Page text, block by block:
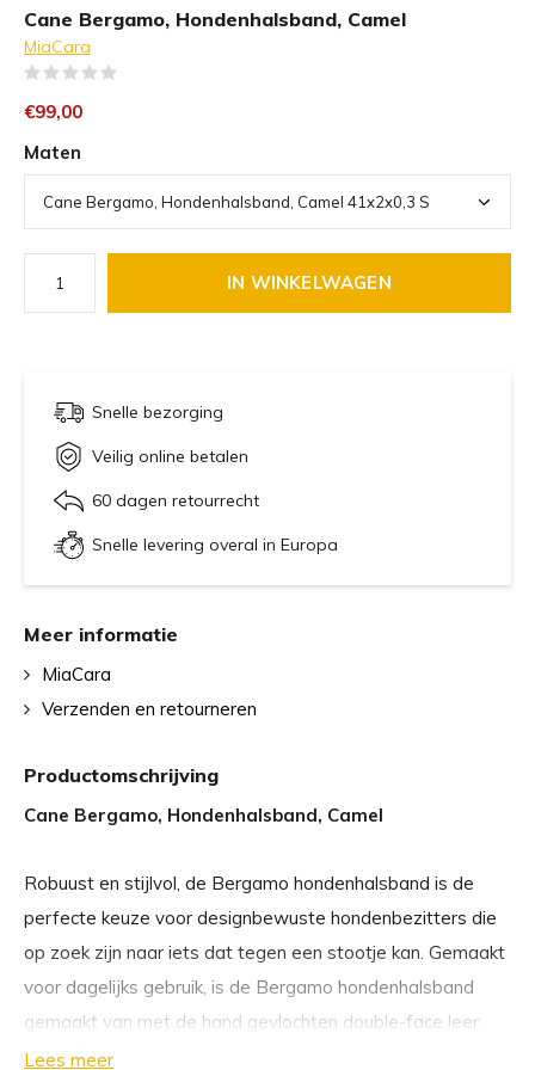
Cane Bergamo, Hondenhalsband, Camel
MiaCara
€99,00
Maten
IN WINKELWAGEN
Snelle bezorging
Veilig online betalen
60 dagen retourrecht
Snelle levering overal in Europa
Productomschrijving
Cane Bergamo, Hondenhalsband, Camel
Robuust en stijlvol, de Bergamo hondenhalsband is de
perfecte keuze voor designbewuste hondenbezitters die
op zoek zijn naar iets dat tegen een stootje kan. Gemaakt
voor dagelijks gebruik, is de Bergamo hondenhalsband
gemaakt van met de hand gevlochten double-face leer,
waardoor het zeer duurzaam is, terwijl het ook
Lees meer
Meer informatie
MiaCara
Verzenden en retourneren